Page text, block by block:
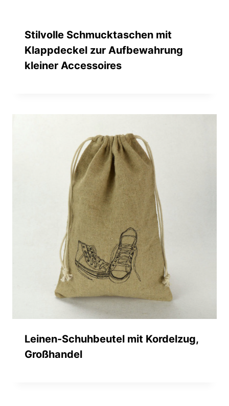
Stilvolle Schmucktaschen mit
Klappdeckel zur Aufbewahrung
kleiner Accessoires
Leinen-Schuhbeutel mit Kordelzug,
Großhandel